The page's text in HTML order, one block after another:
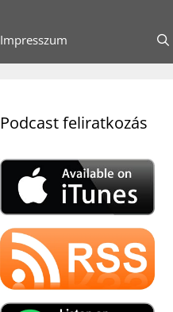
Impresszum
Podcast feliratkozás